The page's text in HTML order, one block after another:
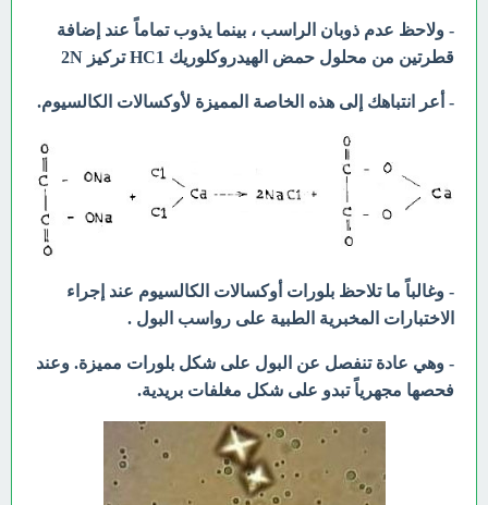
- ولاحظ عدم ذوبان الراسب ، بينما يذوب تماماً عند إضافة
قطرتين من محلول حمض الهيدروكلوريك HC1 تركيز 2N
- أعر انتباهك إلى هذه الخاصة المميزة لأوكسالات الكالسيوم.
- وغالباً ما تلاحظ بلورات أوكسالات الكالسيوم عند إجراء
الاختبارات المخبرية الطبية على رواسب البول .
- وهي عادة تنفصل عن البول على شكل بلورات مميزة. وعند
فحصها مجهرياً تبدو على شكل مغلفات بريدية.